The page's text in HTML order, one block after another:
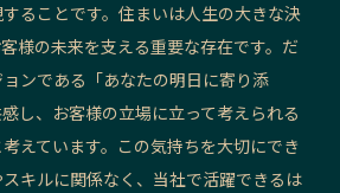
ることです。住まいは人生の大きな決
様の未来を支える重要な存在です。だ
ンである「あなたの明日に寄り添
し、お客様の立場に立って考えられる
えています。この気持ちを大切にでき
キルに関係なく、当社で活躍できるは